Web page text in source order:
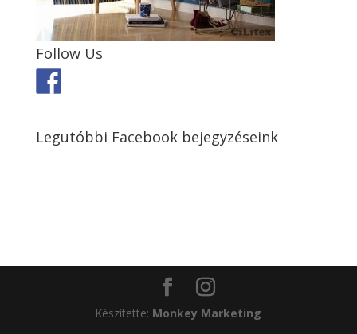
Follow Us
Legutóbbi Facebook bejegyzéseink
Készítette: Monkey Marketing